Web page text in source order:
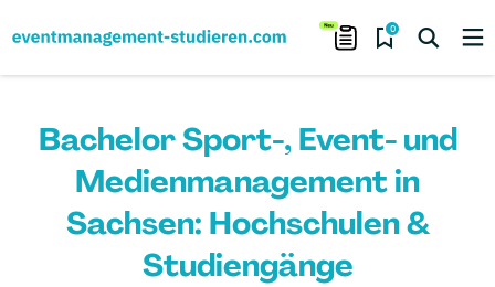
0
Bachelor Sport-, Event- und
Medienmanagement in
Sachsen: Hochschulen &
Studiengänge